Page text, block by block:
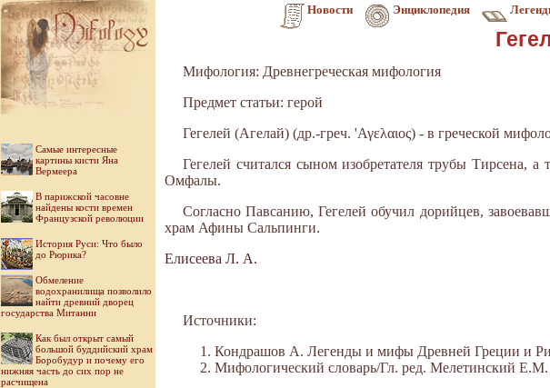
Новости Энциклопедия
Самые интересные
картины кисти Яна
Вермеера
В парижской часовне
найдены кости времен
Французской революции
История Руси: Что было
до Рюрика?
Обмеление
водохранилища позволило
найти древний дворец
государства Митанни
Как был открыт самый
большой буддийский храм
Боробудур и почему его
нижняя часть до сих пор не
расчищена
Мифология: Древнегреческая мифология
Предмет статьи: герой
Гегелей (Агелай) (др.-греч. 'Αγελαιος) - в греческой
Гегелей считался сыном изобретателя трубы
Омфалы.
Согласно Павсанию, Гегелей обучил дорийцев,
храм Афины Сальпинги.
Елисеева Л. А.
Источники:
Кондрашов А. Легенды и мифы Древней Греции и
Мифологический словарь/Гл. ред. Мелетинский